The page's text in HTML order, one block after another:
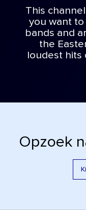
This
you want
bands and
the
loudest
Opzoek